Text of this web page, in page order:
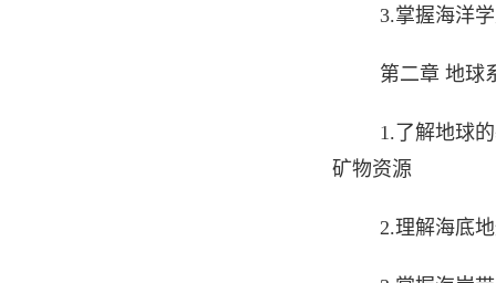
3.掌握海洋
第二章 地球
1.了解地球
矿物资源
2.理解海底